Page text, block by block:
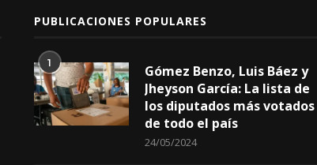
PUBLICACIONES POPULARES
1
Gómez Benzo, Luis Báez y
Jheyson García: La lista de
los diputados más votados
de todo el país
24/05/2024